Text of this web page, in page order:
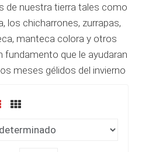
de nuestra tierra tales como
los chicharrones, zurrapas,
manteca colora y otros
que le ayudaran
meses gélidos del invierno